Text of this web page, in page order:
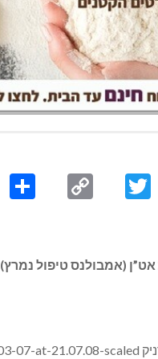
Twitter
Copy
(אמבולנס טיפול נמרץ)